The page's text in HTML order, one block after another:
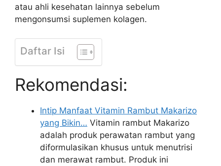
atau ahli kesehatan lainnya sebelum
mengonsumsi suplemen kolagen.
Daftar Isi
Rekomendasi:
Intip Manfaat Vitamin Rambut Makarizo
yang Bikin… Vitamin rambut Makarizo
adalah produk perawatan rambut yang
diformulasikan khusus untuk menutrisi
dan merawat rambut. Produk ini